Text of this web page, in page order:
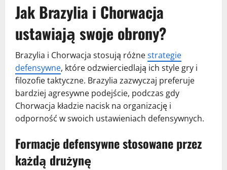
Jak Brazylia i Chorwacja
ustawiają swoje obrony?
Brazylia i Chorwacja stosują różnestrategie
defensywne, które odzwierciedlają ich style gry i
filozofie taktyczne. Brazylia zazwyczaj preferuje
bardziej agresywne podejście, podczas gdy
Chorwacja kładzie nacisk na organizację i
odporność w swoich ustawieniach defensywnych.
Formacje defensywne stosowane przez
każdą drużynę